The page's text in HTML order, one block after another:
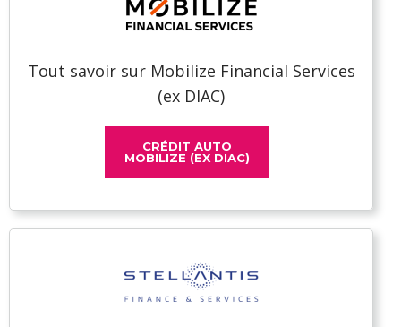
Tout savoir sur Mobilize Financial Services
(ex DIAC)
CRÉDIT AUTO
MOBILIZE (EX DIAC)